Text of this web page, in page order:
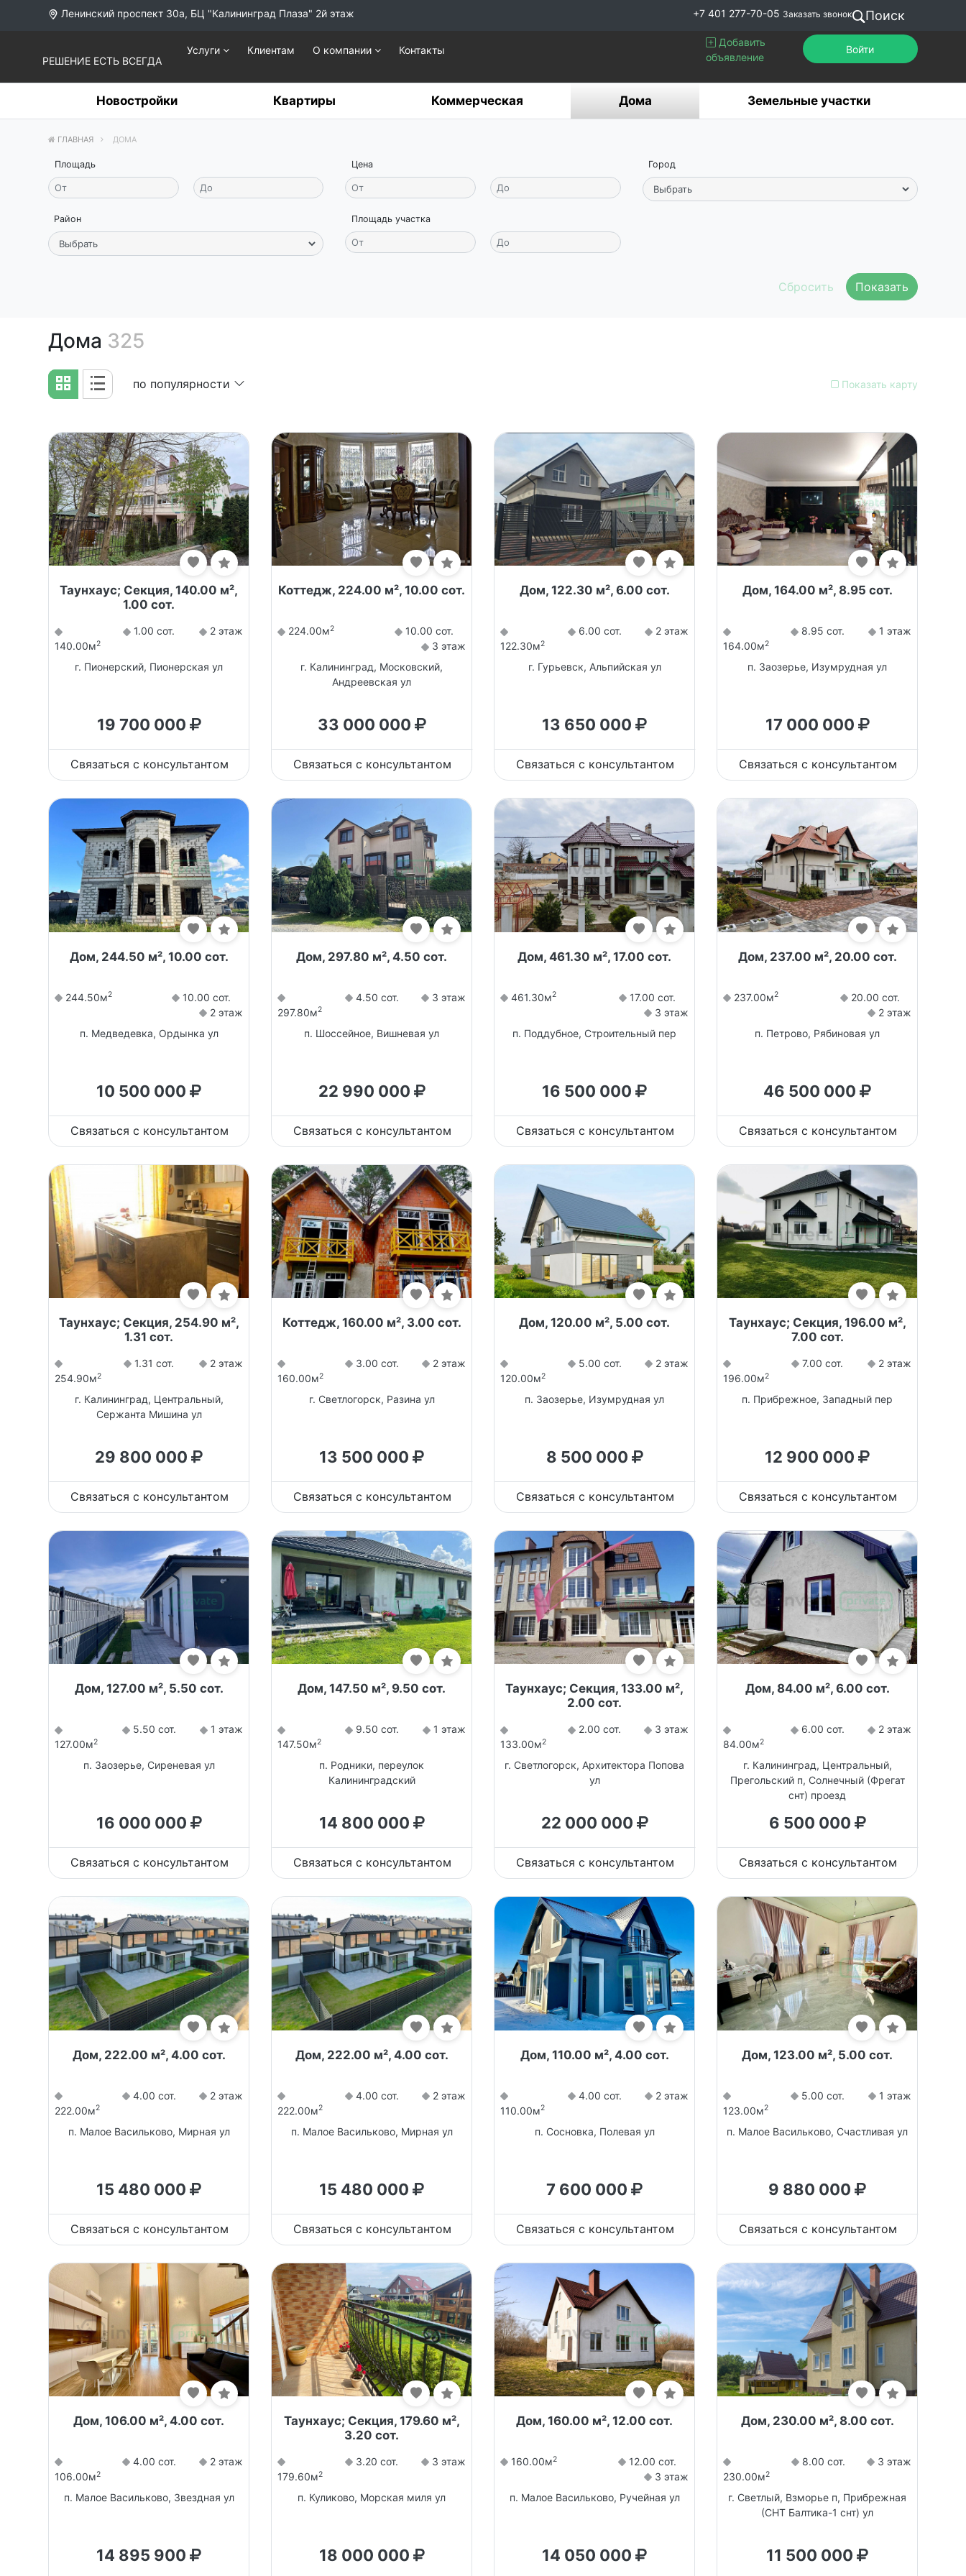
Ленинский проспект 30а, БЦ "Калининград Плаза" 2й этаж +7 401 277-70-05 Заказать звонок Поиск
РЕШЕНИЕ ЕСТЬ ВСЕГДА
Услуги Клиентам О компании Контакты
Добавить
объявление
Войти
Новостройки Квартиры Коммерческая Дома Земельные участки
ГЛАВНАЯ ДОМА
Площадь Цена Город
Район Площадь участка
Показать
Дома 325
по популярности Показать карту
Таунхаус; Секция, 140.00 м²,
1.00 сот.
140.00м2
1.00 сот. 2 этаж
г. Пионерский, Пионерская ул
19 700 000
Связаться с консультантом
Коттедж, 224.00 м², 10.00 сот.
224.00м2
10.00 сот.
3 этаж
г. Калининград, Московский,
Андреевская ул
33 000 000
Связаться с консультантом
Дом, 122.30 м², 6.00 сот.
122.30м2
6.00 сот. 2 этаж
г. Гурьевск, Альпийская ул
13 650 000
Связаться с консультантом
Дом, 164.00 м², 8.95 сот.
164.00м2
8.95 сот. 1 этаж
п. Заозерье, Изумрудная ул
17 000 000
Связаться с консультантом
Дом, 244.50 м², 10.00 сот.
244.50м2
10.00 сот.
2 этаж
п. Медведевка, Ордынка ул
10 500 000
Связаться с консультантом
Дом, 297.80 м², 4.50 сот.
297.80м2
4.50 сот. 3 этаж
п. Шоссейное, Вишневая ул
22 990 000
Связаться с консультантом
Дом, 461.30 м², 17.00 сот.
461.30м2
17.00 сот.
3 этаж
п. Поддубное, Строительный пер
16 500 000
Связаться с консультантом
Дом, 237.00 м², 20.00 сот.
237.00м2
20.00 сот.
2 этаж
п. Петрово, Рябиновая ул
46 500 000
Связаться с консультантом
Таунхаус; Секция, 254.90 м²,
1.31 сот.
254.90м2
1.31 сот. 2 этаж
г. Калининград, Центральный,
Сержанта Мишина ул
29 800 000
Связаться с консультантом
Коттедж, 160.00 м², 3.00 сот.
160.00м2
3.00 сот. 2 этаж
г. Светлогорск, Разина ул
13 500 000
Связаться с консультантом
Дом, 120.00 м², 5.00 сот.
120.00м2
5.00 сот. 2 этаж
п. Заозерье, Изумрудная ул
8 500 000
Связаться с консультантом
Таунхаус; Секция, 196.00 м²,
7.00 сот.
196.00м2
7.00 сот. 2 этаж
п. Прибрежное, Западный пер
12 900 000
Связаться с консультантом
Дом, 127.00 м², 5.50 сот.
127.00м2
5.50 сот. 1 этаж
п. Заозерье, Сиреневая ул
16 000 000
Связаться с консультантом
Дом, 147.50 м², 9.50 сот.
147.50м2
9.50 сот. 1 этаж
п. Родники, переулок
Калининградский
14 800 000
Связаться с консультантом
Таунхаус; Секция, 133.00 м²,
2.00 сот.
133.00м2
2.00 сот. 3 этаж
г. Светлогорск, Архитектора Попова
ул
22 000 000
Связаться с консультантом
Дом, 84.00 м², 6.00 сот.
84.00м2
6.00 сот. 2 этаж
г. Калининград, Центральный,
Прегольский п, Солнечный (Фрегат
снт) проезд
6 500 000
Связаться с консультантом
Дом, 222.00 м², 4.00 сот.
222.00м2
4.00 сот. 2 этаж
п. Малое Васильково, Мирная ул
15 480 000
Связаться с консультантом
Дом, 222.00 м², 4.00 сот.
222.00м2
4.00 сот. 2 этаж
п. Малое Васильково, Мирная ул
15 480 000
Связаться с консультантом
Дом, 110.00 м², 4.00 сот.
110.00м2
4.00 сот. 2 этаж
п. Сосновка, Полевая ул
7 600 000
Связаться с консультантом
Дом, 123.00 м², 5.00 сот.
123.00м2
5.00 сот. 1 этаж
п. Малое Васильково, Счастливая ул
9 880 000
Связаться с консультантом
Дом, 106.00 м², 4.00 сот.
106.00м2
4.00 сот. 2 этаж
п. Малое Васильково, Звездная ул
14 895 900
Таунхаус; Секция, 179.60 м²,
3.20 сот.
179.60м2
3.20 сот. 3 этаж
п. Куликово, Морская миля ул
18 000 000
Дом, 160.00 м², 12.00 сот.
160.00м2
12.00 сот.
3 этаж
п. Малое Васильково, Ручейная ул
14 050 000
Дом, 230.00 м², 8.00 сот.
230.00м2
8.00 сот. 3 этаж
г. Светлый, Взморье п, Прибрежная
(СНТ Балтика-1 снт) ул
11 500 000